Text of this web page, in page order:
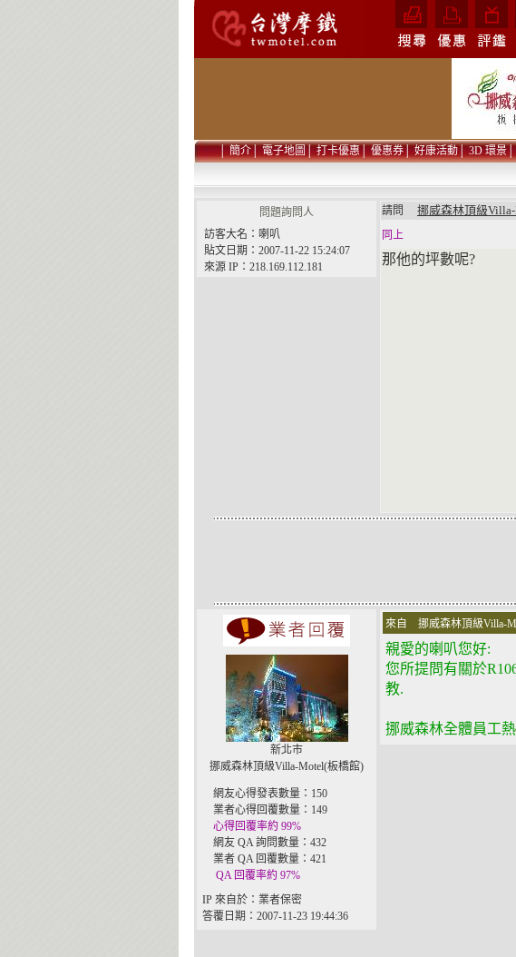
│簡介│電子地圖│打卡優惠│優惠券│好康活動│3D 環景
問題詢問人
訪客大名：喇叭
貼文日期：2007-11-22 15:24:07
來源 IP：218.169.112.181
請問 挪威森林頂級
同上
那他的坪數呢?
新北市
挪威森林頂級Villa-Motel(板橋館)
網友心得發表數量：150
業者心得回覆數量：149
心得回覆率約 99%
網友 QA 詢問數量：432
業者 QA 回覆數量：421
QA 回覆率約 97%
IP 來自於：業者保密
答覆日期：2007-11-23 19:44:36
來自 挪威森林頂級
親愛的喇叭您好:
您所提問有關於
教.
挪威森林全體員工